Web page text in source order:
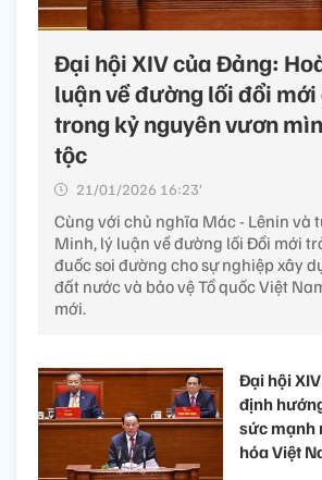
Đại hội XIV của Đảng:
luận về đường lối đổi
trong kỷ nguyên vươn
tộc
21/01/2026 16:23’
Cùng với chủ nghĩa Mác - Lênin và
Minh, lý luận về đường lối Đổi mới
đuốc soi đường cho sự nghiệp xây
đất nước và bảo vệ Tổ quốc Việt
mới.
Đại hội
định
sức mạnh
hóa Việt